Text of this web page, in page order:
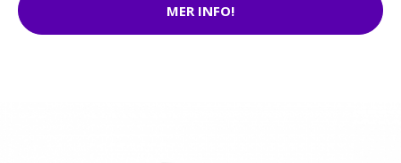
MER INFO!